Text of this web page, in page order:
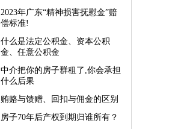
2023年广东“精神损害抚慰金”赔
偿标准!
什么是法定公积金、资本公积
金、任意公积金
中介把你的房子群租了,你会承担
什么后果
贿赂与馈赠、回扣与佣金的区别
房子70年后产权到期归谁所有？